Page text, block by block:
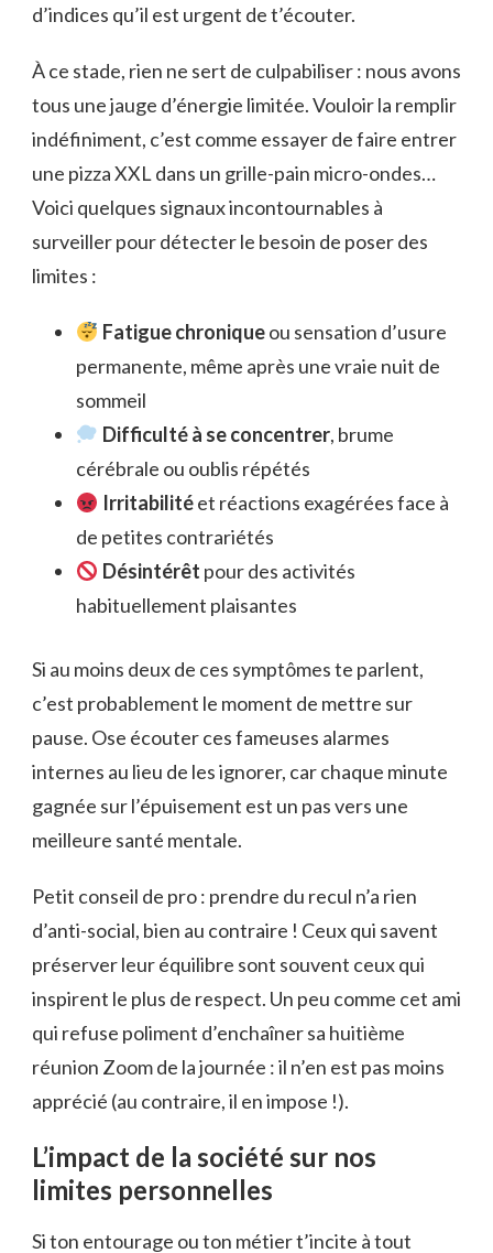
d’indices qu’il est urgent de t’écouter.
À ce stade, rien ne sert de culpabiliser : nous avons
tous une jauge d’énergie limitée. Vouloir la remplir
indéfiniment, c’est comme essayer de faire entrer
une pizza XXL dans un grille-pain micro-ondes…
Voici quelques signaux incontournables à
surveiller pour détecter le besoin de poser des
limites :
Fatigue chroniqueou sensation d’usure
permanente, même après une vraie nuit de
sommeil
Difficulté à se concentrer, brume
cérébrale ou oublis répétés
Irritabilitéet réactions exagérées face à
de petites contrariétés
Désintérêt pour des activités
habituellement plaisantes
Si au moins deux de ces symptômes te parlent,
c’est probablement le moment de mettre sur
pause. Ose écouter ces fameuses alarmes
internes au lieu de les ignorer, car chaque minute
gagnée sur l’épuisement est un pas vers une
meilleure santé mentale.
Petit conseil de pro : prendre du recul n’a rien
d’anti-social, bien au contraire ! Ceux qui savent
préserver leur équilibre sont souvent ceux qui
inspirent le plus de respect. Un peu comme cet ami
qui refuse poliment d’enchaîner sa huitième
réunion Zoom de la journée : il n’en est pas moins
apprécié (au contraire, il en impose !).
L’impact de la société sur nos
limites personnelles
Si ton entourage ou ton métier t’incite à tout